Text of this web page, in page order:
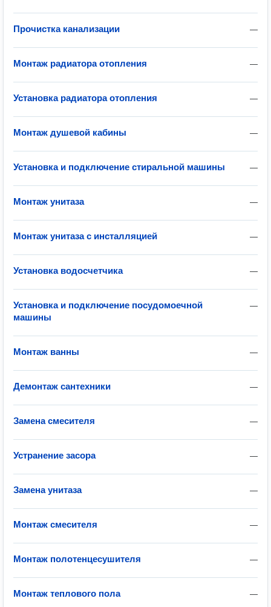
—
Прочистка канализации
—
Монтаж радиатора отопления
—
Установка радиатора отопления
—
Монтаж душевой кабины
—
Установка и подключение стиральной машины
—
Монтаж унитаза
—
Монтаж унитаза с инсталляцией
—
Установка водосчетчика
—
Установка и подключение посудомоечной
машины
—
Монтаж ванны
—
Демонтаж сантехники
—
Замена смесителя
—
Устранение засора
—
Замена унитаза
—
Монтаж смесителя
—
Монтаж полотенцесушителя
—
Монтаж теплового пола